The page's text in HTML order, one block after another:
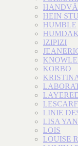
HEIN
HUMBLE
IZIPIZI
KORBO
LESCARF
LINIE
LISA
LOIS
LOUISE